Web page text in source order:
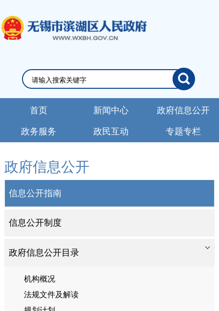
首页 新闻中心 政府信息公开
政务服务 政民互动 专题专栏
政府信息公开
信息公开指南
信息公开制度
政府信息公开目录
机构概况
法规文件及解读